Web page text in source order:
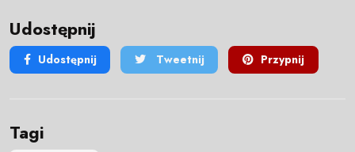
Udostępnij
Udostępnij Tweetnij Przypnij
Tagi